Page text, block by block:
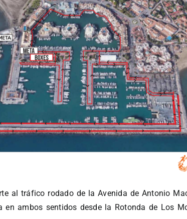
al tráfico rodado de la Avenida de Antonio
en ambos sentidos desde la Rotonda de Los